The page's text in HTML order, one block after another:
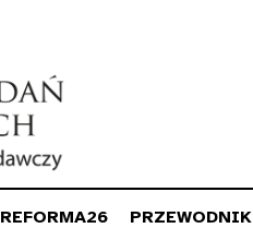
REFORMA26 PRZEWODNIK